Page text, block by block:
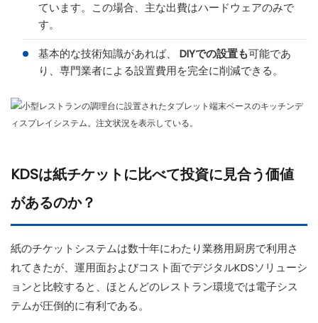
ています。この場合、主な出費はハードウェアのみで
す。
基本的な技術知識があれば、DIYでの設置も可能であ
り、専門業者による設置費用を完全に削減できる。
KDSは紙チケットに比べて投資に見合う価値
があるのか​​？
紙のチケットシステムは数十年にわたり業務用厨房で利用さ
れてきたが、運用面およびコスト面でデジタルKDSソリューシ
ョンと比較すると、ほとんどのレストラン環境では電子シス
テムが圧倒的に有利である。